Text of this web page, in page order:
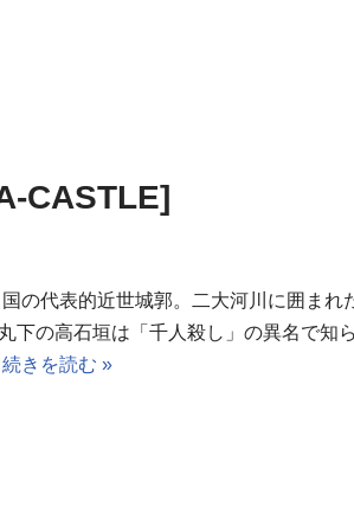
CASTLE]
の代表的近世城郭。二大河川に囲まれ
の高石垣は「千人殺し」の異名で知
続きを読む »